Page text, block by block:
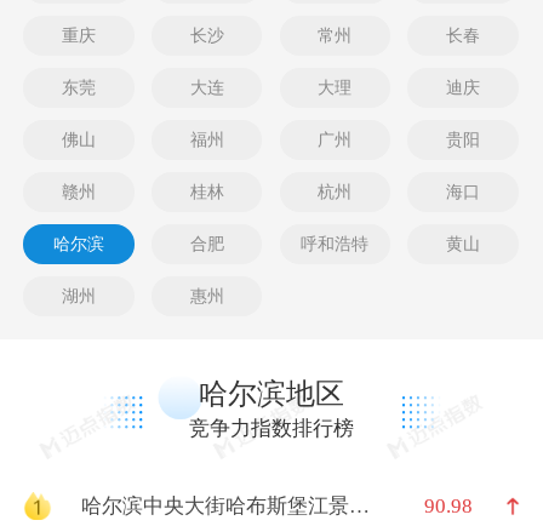
重庆 长沙 常州 长春
东莞 大连 大理 迪庆
佛山 福州 广州 贵阳
赣州 桂林 杭州 海口
哈尔滨 合肥 呼和浩特 黄山
湖州 惠州
哈尔滨地区
竞争力指数排行榜
哈尔滨中央大街哈布斯堡江景酒
90.98